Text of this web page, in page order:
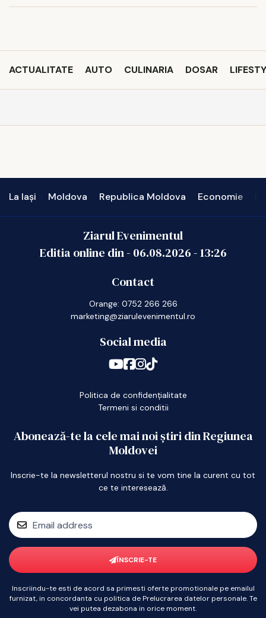
ACTUALITATE AUTO CULINARIA DOSAR
La Iași Moldova Republica Moldova Economie
Ziarul Evenimentul
Editia online din - 06.08.2026-13:26
Contact
Orange: 0752 266 266
marketing@ziarulevenimentul.ro
Social media
Politica de confidențialitate
Termeni si conditii
Abonează-te la cele mai noi știri din Regiunea
Moldovei
Inscrie-te la newsletterul nostru si te vom tine la curent cu tot
ce te interesează.
ÎNSCRIE-TE
Inscriindu-te esti de acord sa primesti oferte promotionale pe emailul
furnizat, in concordanta cu politica de Prelucrarea datelor personale. Te
vei putea dezabona in orice moment.